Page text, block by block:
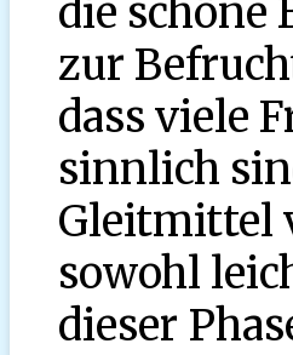
die schöne
zur
dass viele
sinnlich
Gleitmittel
sowohl
dieser